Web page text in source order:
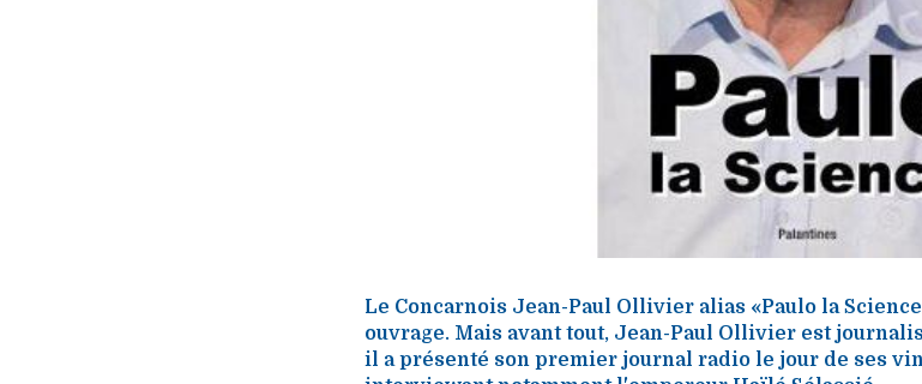
Le Concarnois Jean-Paul Ollivier alias «Paulo la
ouvrage. Mais avant tout, Jean-Paul Ollivier est
il a présenté son premier journal radio le jour de ses